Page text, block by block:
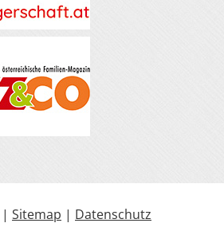
| Sitemap | Datenschutz